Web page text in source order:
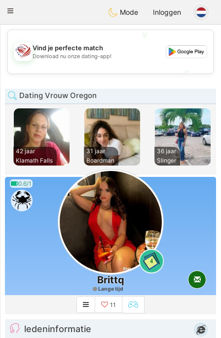
StatesDating
Toggle
Mode Inloggen
💖
💕
Vind je perfecte match
Download nu onze dating-app!
Dating Vrouw Oregon
42 jaar
Klamath Falls
31 jaar
Boardman
36 jaar
Slinger
0.6/1
4
Brittq
Lange tijd
11
ledeninformatie